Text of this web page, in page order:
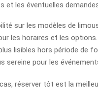
et les éventuelles
sur les modèles de
les horaires et les options.
lisibles hors période de
sereine pour les
réserver tôt est la